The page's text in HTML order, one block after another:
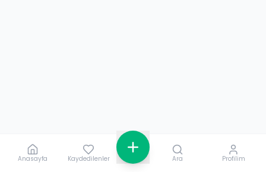
Anasayfa Kaydedilenler Ara Profilim